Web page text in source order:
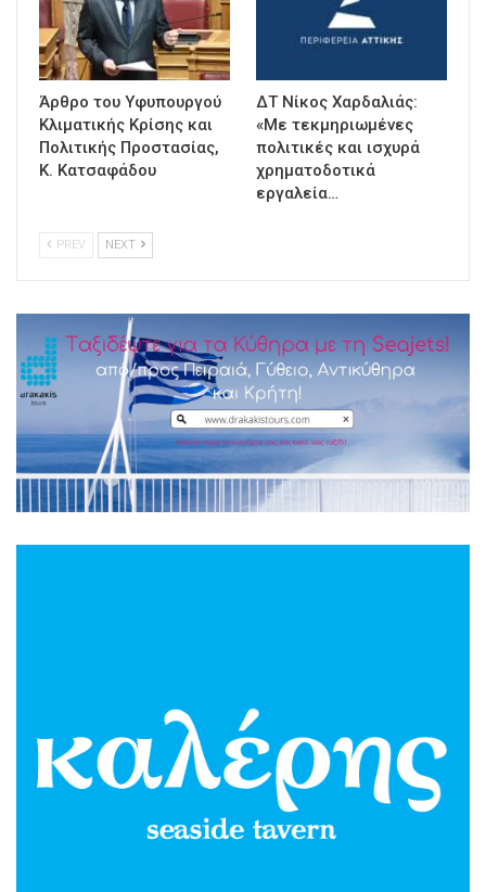
Άρθρο του Υφυπουργού
Κλιματικής Κρίσης και
Πολιτικής Προστασίας,
Κ. Κατσαφάδου
ΔΤ Νίκος Χαρδαλιάς:
«Με τεκμηριωμένες
πολιτικές και ισχυρά
χρηματοδοτικά
εργαλεία…
PREV NEXT